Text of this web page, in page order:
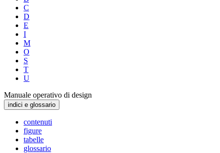
C
D
E
I
M
O
S
T
U
Manuale operativo di design
indici e glossario
contenuti
figure
tabelle
glossario